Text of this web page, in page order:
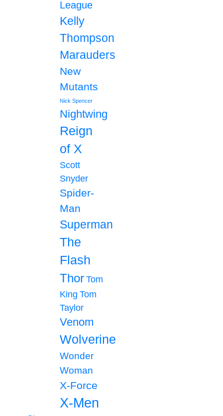
League
Kelly
Thompson
Marauders
New
Mutants
Nick Spencer
Nightwing
Reign
of X
Scott
Snyder
Spider-
Man
Superman
The
Flash
Thor Tom
King Tom
Taylor
Venom
Wolverine
Wonder
Woman
X-Force
X-Men